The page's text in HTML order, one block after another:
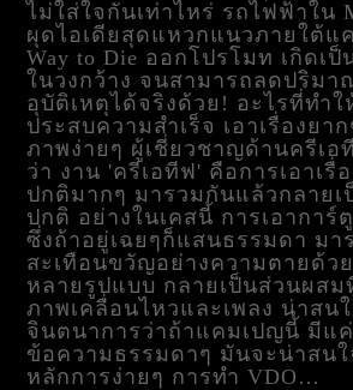
ไม่ใส่ใจกันเท่าไหร่ รถไฟฟ้าใน
ผุดไอเดียสุดแหวกแนวภายใต้แ
Way to Die ออกโปรโมท เกิดเ
ในวงกว้าง จนสามารถลดปริมา
อุบัติเหตุได้จริงด้วย! อะไรที่ทำ
ประสบความสำเร็จ เอาเรื่องยา
ภาพง่ายๆ ผู้เชี่ยวชาญด้านครีเอ
ว่า งาน 'ครีเอทีฟ' คือการเอาเรื่
ปกติมากๆ มารวมกันแล้วกลายเ
ปกติ อย่างในเคสนี้ การเอาการ์
ซึ่งถ้าอยู่เฉยๆก็แสนธรรมดา มา
สะเทือนขวัญอย่างความตายด้ว
หลายรูปแบบ กลายเป็นส่วนผสม
ภาพเคลื่อนไหวและเพลง น่าสน
จินตนาการว่าถ้าแคมเปญนี้ มีแ
ข้อความธรรมดาๆ มันจะน่าสน
หลักการง่ายๆ การทำ VDO…